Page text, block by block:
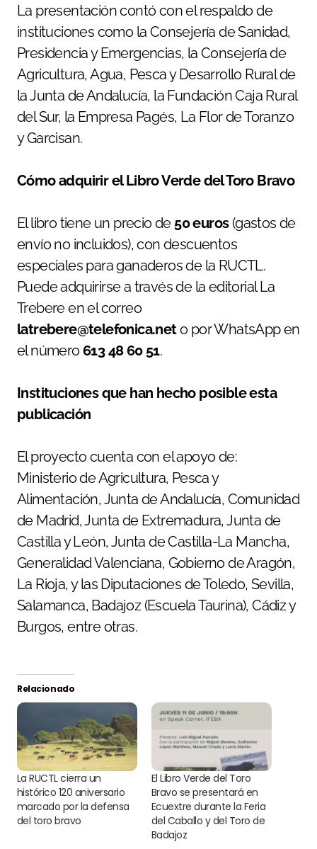
La presentación contó con el respaldo de
instituciones como la Consejería de Sanidad,
Presidencia y Emergencias, la Consejería de
Agricultura, Agua, Pesca y Desarrollo Rural de
la Junta de Andalucía, la Fundación Caja Rural
del Sur, la Empresa Pagés, La Flor de Toranzo
y Garcisan.
Cómo adquirir el Libro Verde del Toro Bravo
El libro tiene un precio de 50 euros(gastos de
envío no incluidos), con descuentos
especiales para ganaderos de la RUCTL.
Puede adquirirse a través de la editorial La
Trebere en el correo
latrebere@telefonica.neto por WhatsApp en
el número 613 48 60 51.
Instituciones que han hecho posible esta
publicación
El proyecto cuenta con el apoyo de:
Ministerio de Agricultura, Pesca y
Alimentación, Junta de Andalucía, Comunidad
de Madrid, Junta de Extremadura, Junta de
Castilla y León, Junta de Castilla-La Mancha,
Generalidad Valenciana, Gobierno de Aragón,
La Rioja, y las Diputaciones de Toledo, Sevilla,
Salamanca, Badajoz (Escuela Taurina), Cádiz y
Burgos, entre otras.
Relacionado
La RUCTL cierra un
histórico 120 aniversario
marcado por la defensa
del toro bravo
El Libro Verde del Toro
Bravo se presentará en
Ecuextre durante la Feria
del Caballo y del Toro de
Badajoz